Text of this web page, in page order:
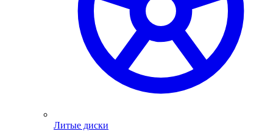
Литые диски